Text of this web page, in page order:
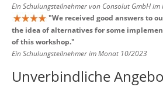
Ein Schulungsteilnehmer von Consolut GmbH
"We received good answers to
the idea of alternatives for some
of this workshop."
Ein Schulungsteilnehmer im Monat 10/2023
Unverbindliche